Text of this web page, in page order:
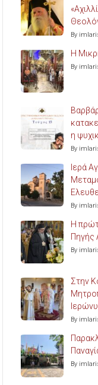
By
Η
By
η
By
Ιερά
By
Η
Πηγής
By
Στην
By
By